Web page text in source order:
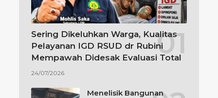
Sering Dikeluhkan Warga, Kualitas
Pelayanan IGD RSUD dr Rubini
Mempawah Didesak Evaluasi Total
24/07/2026
Menelisik Bangunan